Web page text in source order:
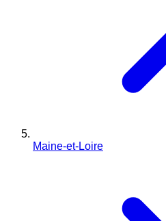
Maine-et-Loire